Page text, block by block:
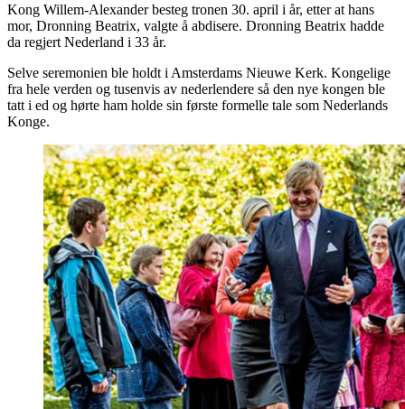
Kong Willem-Alexander besteg tronen 30. april i år, etter at hans
mor, Dronning Beatrix, valgte å abdisere. Dronning Beatrix hadde
da regjert Nederland i 33 år.
Selve seremonien ble holdt i Amsterdams Nieuwe Kerk. Kongelige
fra hele verden og tusenvis av nederlendere så den nye kongen ble
tatt i ed og hørte ham holde sin første formelle tale som Nederlands
Konge.